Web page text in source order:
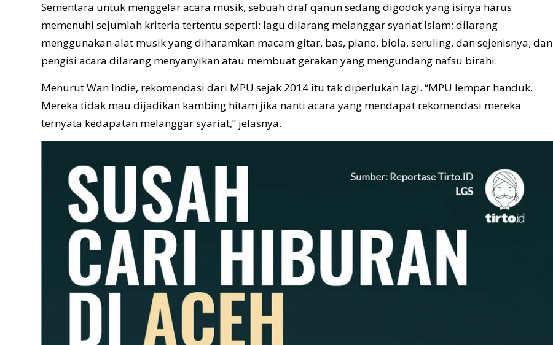
Sementara untuk menggelar acara musik, sebuah draf qanun sedang digodok yang isinya harus
memenuhi sejumlah kriteria tertentu seperti: lagu dilarang melanggar syariat Islam; dilarang
menggunakan alat musik yang diharamkan macam gitar, bas, piano, biola, seruling, dan sejenisnya; dan
pengisi acara dilarang menyanyikan atau membuat gerakan yang mengundang nafsu birahi.
Menurut Wan Indie, rekomendasi dari MPU sejak 2014 itu tak diperlukan lagi. “MPU lempar handuk.
Mereka tidak mau dijadikan kambing hitam jika nanti acara yang mendapat rekomendasi mereka
ternyata kedapatan melanggar syariat,” jelasnya.